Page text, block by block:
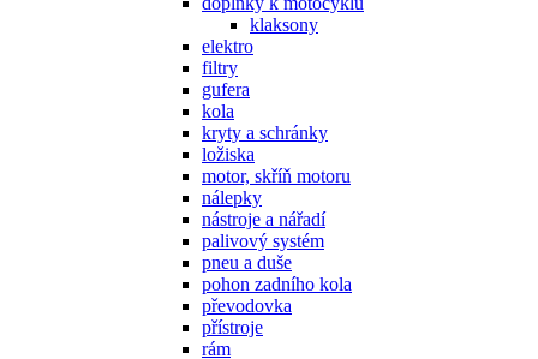
klaksony
elektro
filtry
gufera
kola
kryty a schránky
ložiska
motor, skříň motoru
nálepky
nástroje a nářadí
palivový systém
pneu a duše
pohon zadního kola
převodovka
přístroje
rám